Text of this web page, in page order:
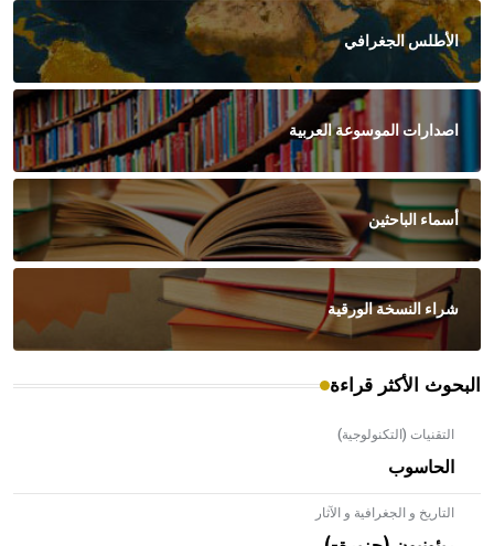
الأطلس الجغرافي
اصدارات الموسوعة العربية
أسماء الباحثين
شراء النسخة الورقية
البحوث الأكثر قراءة
التقنيات (التكنولوجية)
الحاسوب
التاريخ و الجغرافية و الآثار